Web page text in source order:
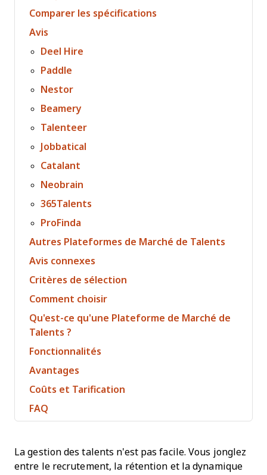
Comparer les spécifications
Avis
Deel Hire
Paddle
Nestor
Beamery
Talenteer
Jobbatical
Catalant
Neobrain
365Talents
ProFinda
Autres Plateformes de Marché de Talents
Avis connexes
Critères de sélection
Comment choisir
Qu'est-ce qu'une Plateforme de Marché de
Talents ?
Fonctionnalités
Avantages
Coûts et Tarification
FAQ
La gestion des talents n'est pas facile. Vous jonglez
entre le recrutement, la rétention et la dynamique